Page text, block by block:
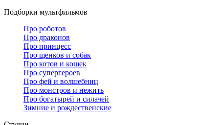
Подборки мультфильмов
Про роботов
Про драконов
Про принцесс
Про щенков и собак
Про котов и кошек
Про супергероев
Про фей и волшебниц
Про монстров и нежить
Про богатырей и силачей
Зимние и рождественские